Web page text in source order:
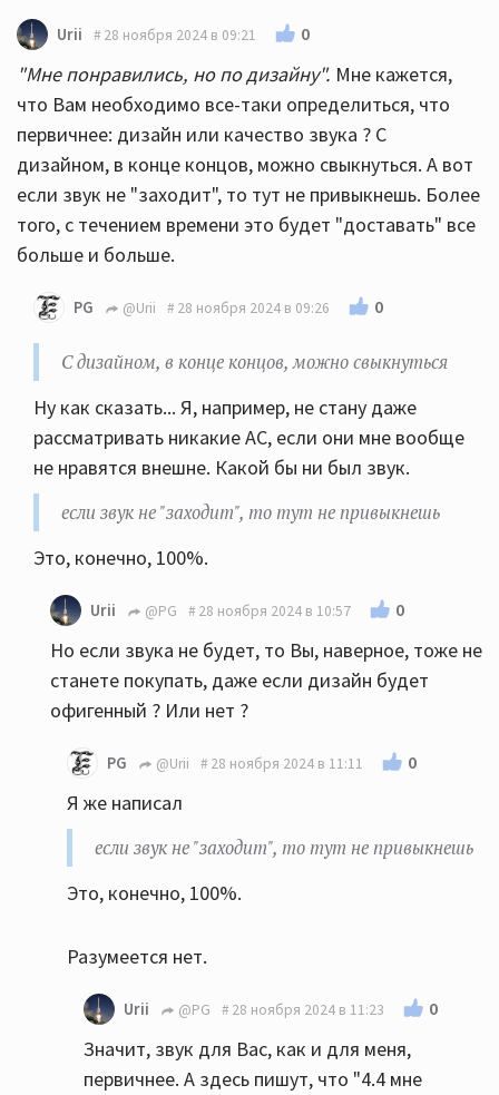
Urii 28 ноября 2024 в 09:21 0
"Мне понравились, но по дизайну". Мне кажется,
что Вам необходимо все-таки определиться, что
первичнее: дизайн или качество звука ? С
дизайном, в конце концов, можно свыкнуться. А вот
если звук не "заходит", то тут не привыкнешь. Более
того, с течением времени это будет "доставать" все
больше и больше.
PG @Urii 28 ноября 2024 в 09:26 0
С дизайном, в конце концов, можно свыкнуться
Ну как сказать... Я, например, не стану даже
рассматривать никакие АС, если они мне вообще
не нравятся внешне. Какой бы ни был звук.
если звук не "заходит", то тут не привыкнешь
Это, конечно, 100%.
Urii @PG 28 ноября 2024 в 10:57 0
Но если звука не будет, то Вы, наверное, тоже не
станете покупать, даже если дизайн будет
офигенный ? Или нет ?
PG @Urii 28 ноября 2024 в 11:11 0
Я же написал
если звук не "заходит", то тут не привыкнешь
Это, конечно, 100%.
Разумеется нет.
Urii @PG 28 ноября 2024 в 11:23 0
Значит, звук для Вас, как и для меня,
первичнее. А здесь пишут, что "4.4 мне